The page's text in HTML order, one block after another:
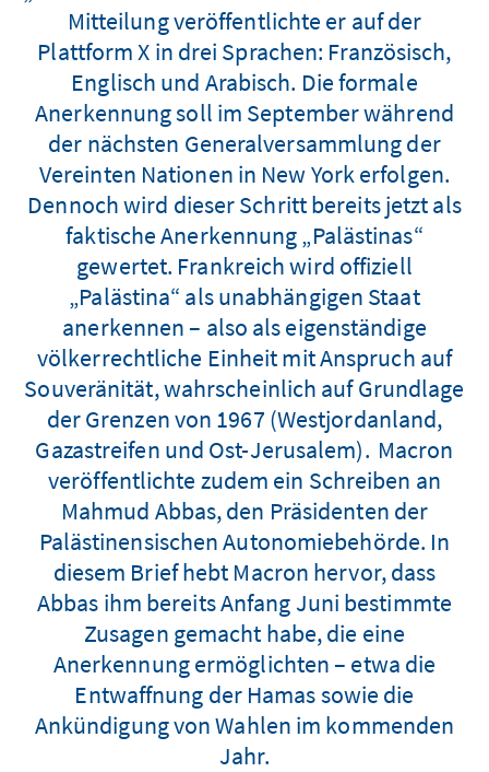
Mitteilung veröffentlichte er auf der
Plattform X in drei Sprachen: Französisch,
Englisch und Arabisch. Die formale
Anerkennung soll im September während
der nächsten Generalversammlung der
Vereinten Nationen in New York erfolgen.
Dennoch wird dieser Schritt bereits jetzt als
faktische Anerkennung „Palästinas“
gewertet. Frankreich wird offiziell
„Palästina“ als unabhängigen Staat
anerkennen – also als eigenständige
völkerrechtliche Einheit mit Anspruch auf
Souveränität, wahrscheinlich auf Grundlage
der Grenzen von 1967 (Westjordanland,
Gazastreifen und Ost-Jerusalem). Macron
veröffentlichte zudem ein Schreiben an
Mahmud Abbas, den Präsidenten der
Palästinensischen Autonomiebehörde. In
diesem Brief hebt Macron hervor, dass
Abbas ihm bereits Anfang Juni bestimmte
Zusagen gemacht habe, die eine
Anerkennung ermöglichten – etwa die
Entwaffnung der Hamas sowie die
Ankündigung von Wahlen im kommenden
Jahr.